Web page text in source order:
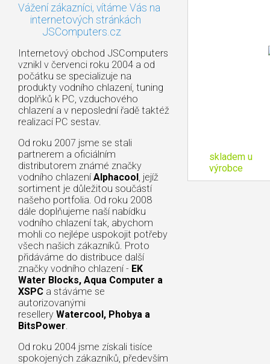
Vážení zákazníci, vítáme Vás na
internetových stránkách
JSComputers.cz
Internetový obchod JSComputers
vznikl v červenci roku 2004 a od
počátku se specializuje na
produkty vodního chlazení, tuning
doplňků k PC, vzduchového
chlazení a v neposlední řadě taktéž
realizací PC sestav.
Od roku 2007 jsme se stali
partnerem a oficiálním
distributorem známé značky
vodního chlazení Alphacool, jejíž
sortiment je důležitou součástí
našeho portfolia. Od roku 2008
dále doplňujeme naší nabídku
vodního chlazení tak, abychom
mohli co nejlépe uspokojit potřeby
všech našich zákazníků. Proto
přidáváme do distribuce další
značky vodního chlazení - EK
Water Blocks, Aqua Computer a
XSPC a stáváme se
autorizovanými
resellery Watercool, Phobya a
BitsPower.
Od roku 2004 jsme získali tisíce
spokojených zákazníků, především
skladem u
výrobce